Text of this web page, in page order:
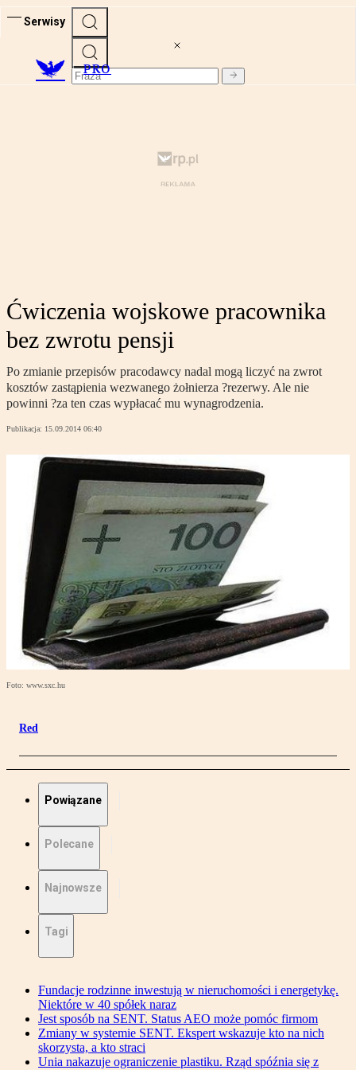
Serwisy
PRO
Ćwiczenia wojskowe pracownika
bez zwrotu pensji
Po zmianie przepisów pracodawcy nadal mogą liczyć na zwrot
kosztów zastąpienia wezwanego żołnierza ?rezerwy. Ale nie
powinni ?za ten czas wypłacać mu wynagrodzenia.
Publikacja: 15.09.2014 06:40
Foto: www.sxc.hu
Red
Powiązane
Polecane
Najnowsze
Tagi
Fundacje rodzinne inwestują w nieruchomości i energetykę.
Niektóre w 40 spółek naraz
Jest sposób na SENT. Status AEO może pomóc firmom
Zmiany w systemie SENT. Ekspert wskazuje kto na nich
skorzysta, a kto straci
Unia nakazuje ograniczenie plastiku. Rząd spóźnia się z